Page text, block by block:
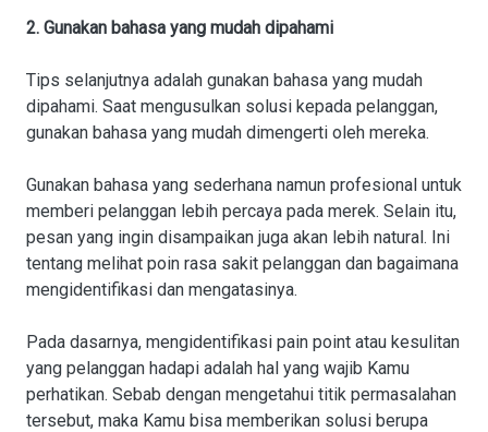
2. Gunakan bahasa yang mudah dipahami
Tips selanjutnya adalah gunakan bahasa yang mudah
dipahami. Saat mengusulkan solusi kepada pelanggan,
gunakan bahasa yang mudah dimengerti oleh mereka.
Gunakan bahasa yang sederhana namun profesional untuk
memberi pelanggan lebih percaya pada merek. Selain itu,
pesan yang ingin disampaikan juga akan lebih natural. Ini
tentang melihat poin rasa sakit pelanggan dan bagaimana
mengidentifikasi dan mengatasinya.
Pada dasarnya, mengidentifikasi pain point atau kesulitan
yang pelanggan hadapi adalah hal yang wajib Kamu
perhatikan. Sebab dengan mengetahui titik permasalahan
tersebut, maka Kamu bisa memberikan solusi berupa